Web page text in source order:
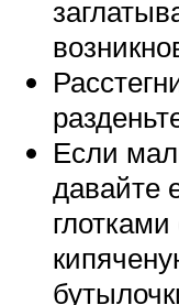
Если
давайте